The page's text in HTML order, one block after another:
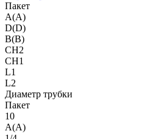
Пакет
A(A)
D(D)
B(B)
CH2
CH1
L1
L2
Диаметр трубки
Пакет
10
A(A)